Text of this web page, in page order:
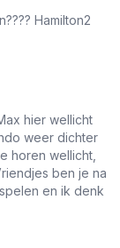
Hamilton2
hier wellicht
weer dichter
horen wellicht,
ben je na
en ik denk